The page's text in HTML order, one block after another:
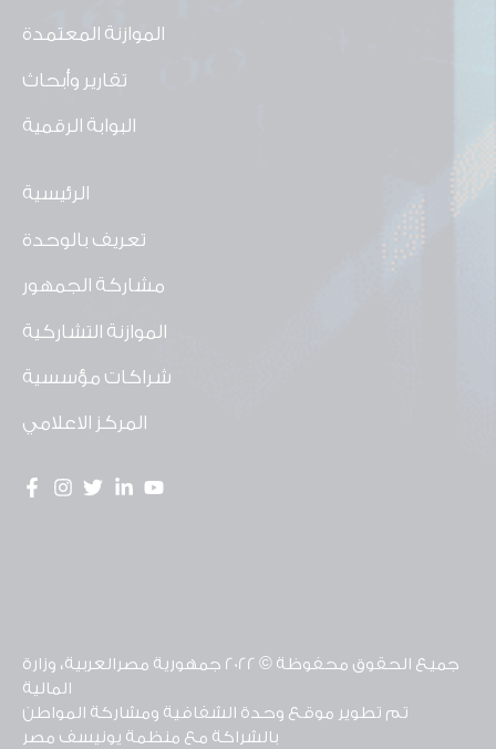
الموازنة المعتمدة
تقارير وأبحاث
البوابة الرقمية
الرئيسية
تعريف بالوحدة
مشاركة الجمهور
الموازنة التشاركية
شراكات مؤسسية
المركز الاعلامي
جميع الحقوق محفوظة © 2022 جمهورية مصرالعربية، وزارة
المالية
تم تطوير موقع وحدة الشفافية ومشاركة المواطن
بالشراكة مع منظمة يونيسف مصر